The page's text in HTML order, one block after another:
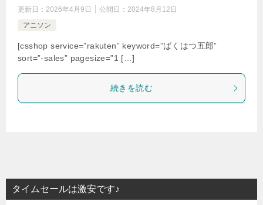
更新日： 2026年4月9日 公開日： 2024年8月12日
アニソン
[csshop service=”rakuten” keyword=”ばくはつ五郎”
sort=”-sales” pagesize=”1 […]
続きを読む
タイムセールは激安です♪